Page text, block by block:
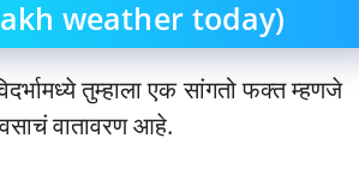
weather today)
तुम्हाला एक सांगतो फक्त म्हणजे
वातावरण आहे.